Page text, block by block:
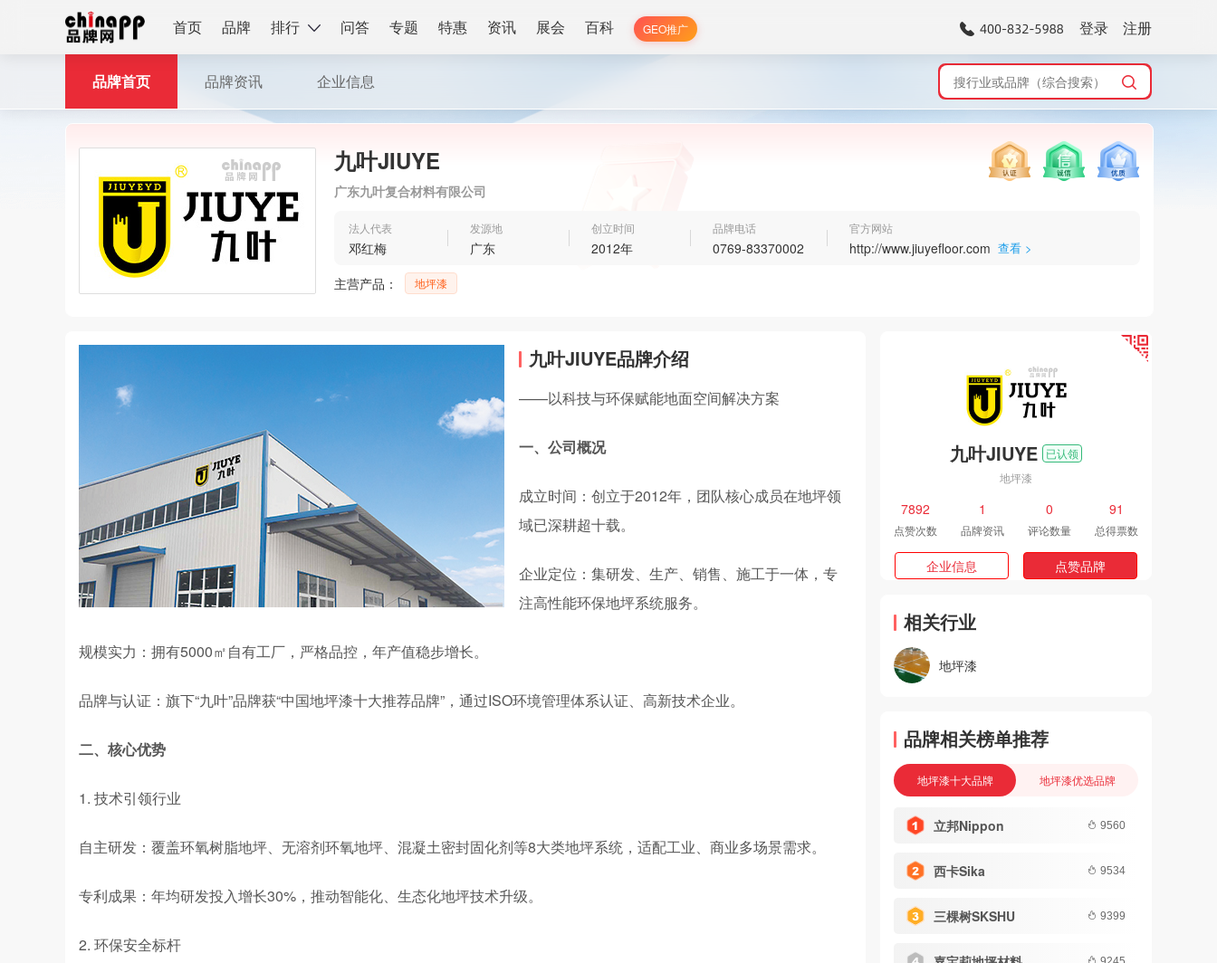
首页 品牌 排行 问答 专题 特惠 资讯 展会 百科 GEO推广 登录 注册
九叶JIUYE
广东九叶复合材料有限公司
法人代表
邓红梅
发源地
广东
创立时间
2012年
品牌电话
0769-83370002
官方网站
http://www.jiuyefloor.com 查看 >
主营产品： 地坪漆
品牌首页 品牌资讯 企业信息
九叶JIUYE品牌介绍
——以科技与环保赋能地面空间解决方案
一、公司概况
成立时间：创立于2012年，团队核心成员在地坪领
域已深耕超十载。
企业定位：集研发、生产、销售、施工于一体，专
注高性能环保地坪系统服务。
规模实力：拥有5000㎡自有工厂，严格品控，年产值稳步增长。
品牌与认证：旗下“九叶”品牌获“中国地坪漆十大推荐品牌”，通过ISO环境管理体系认证、高新技术企业。
二、核心优势
1. 技术引领行业
自主研发：覆盖环氧树脂地坪、无溶剂环氧地坪、混凝土密封固化剂等8大类地坪系统，适配工业、商业多场景需求。
专利成果：年均研发投入增长30%，推动智能化、生态化地坪技术升级。
2. 环保安全标杆
九叶JIUYE 已认领
地坪漆
7892
点赞次数
1
品牌资讯
0
评论数量
91
总得票数
企业信息 点赞品牌
相关行业
地坪漆
品牌相关榜单推荐
地坪漆十大品牌 地坪漆优选品牌
立邦Nippon 9560
西卡Sika 9534
三棵树SKSHU 9399